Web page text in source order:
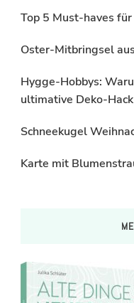
Top 5 Must-haves
Oster-Mitbringsel
Hygge-Hobbys:
ultimative Deko-
Schneekugel
Karte mit